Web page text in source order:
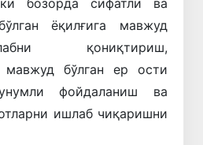
бозорда сифатли ва
ёқилғига мавжуд
қониқтириш,
мавжуд бўлган ер ости
фойдаланиш ва
ишлаб чиқаришни